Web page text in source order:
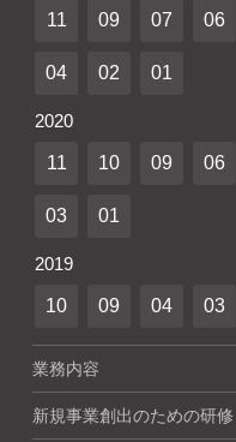
11 09 07 06
04 02 01
2020
11 10 09 06
03 01
2019
10 09 04 03
業務内容
新規事業創出のための研修